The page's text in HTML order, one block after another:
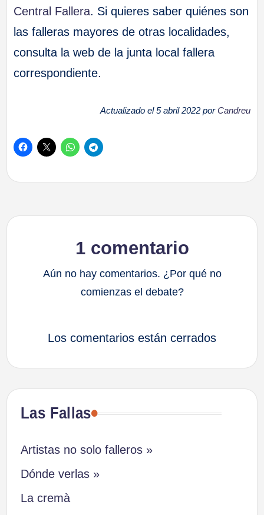
Central Fallera. Si quieres saber quiénes son
las falleras mayores de otras localidades,
consulta la web de la junta local fallera
correspondiente.
Actualizado el 5 abril 2022 porCandreu
1 comentario
Aún no hay comentarios. ¿Por qué no
comienzas el debate?
Los comentarios están cerrados
Las Fallas
Artistas no solo falleros »
Dónde verlas »
La cremà